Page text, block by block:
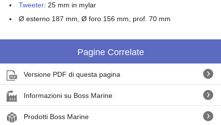
Tweeter: 25 mm in mylar
Ø esterno 187 mm, Ø foro 156 mm, prof. 70 mm
Pagine Correlate
Versione PDF di questa pagina
Informazioni su Boss Marine
Prodotti Boss Marine